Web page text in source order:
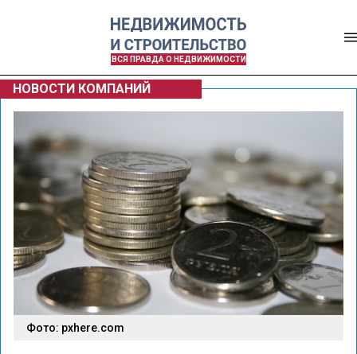
ВСЯ ПРАВДА О НЕДВИЖИМОСТИ
НОВОСТИ КОМПАНИЙ
Фото: pxhere.com